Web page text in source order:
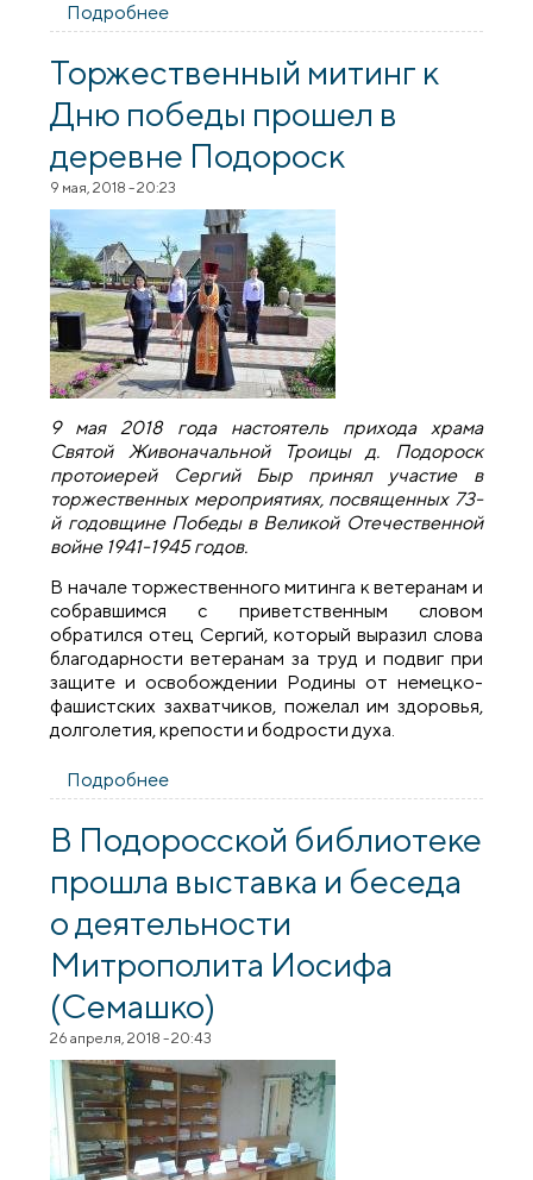
Подробнее
Живоначальной Троицы встретился с
детьми Подоросской средней школы
Торжественный митинг к
Дню победы прошел в
деревне Подороск
9 мая, 2018 - 20:23
9 мая 2018 года настоятель прихода храма
Святой Живоначальной Троицы д. Подороск
протоиерей Сергий Быр принял участие в
торжественных мероприятиях, посвященных 73-
й годовщине Победы в Великой Отечественной
войне 1941-1945 годов.
В начале торжественного митинга к ветеранам и
собравшимся с приветственным словом
обратился отец Сергий, который выразил слова
благодарности ветеранам за труд и подвиг при
защите и освобождении Родины от немецко-
фашистских захватчиков, пожелал им здоровья,
долголетия, крепости и бодрости духа.
Подробнее
прошел в деревне Подороск
В Подоросской библиотеке
прошла выставка и беседа
о деятельности
Митрополита Иосифа
(Семашко)
26 апреля, 2018 - 20:43